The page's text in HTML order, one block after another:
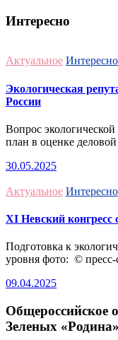
Интересно
Актуальное
Экологическая
России
Вопрос
план в оценке деловой
30.05.2025
Актуальное
ХI Невский конгресс
Подготовка к
уровня фото: © пресс-
09.04.2025
Общероссийское
Зеленых «Родина»